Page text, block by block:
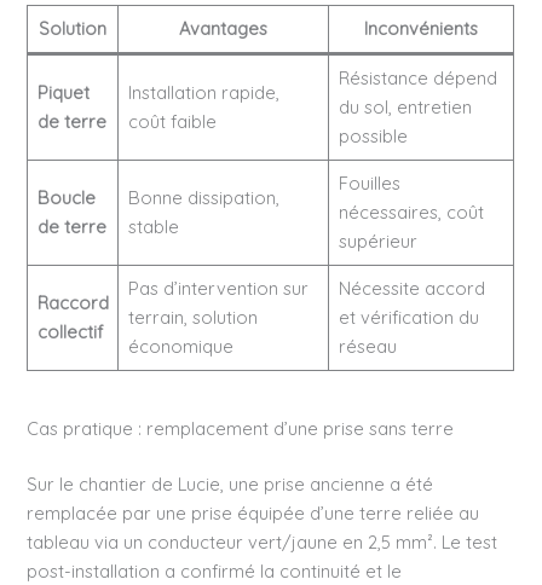
Solution Avantages Inconvénients
Piquet
de terre
Installation rapide,
coût faible
Résistance dépend
du sol, entretien
possible
Boucle
de terre
Bonne dissipation,
stable
Fouilles
nécessaires, coût
supérieur
Raccord
collectif
Pas d’intervention sur
terrain, solution
économique
Nécessite accord
et vérification du
réseau
Cas pratique : remplacement d’une prise sans terre
Sur le chantier de Lucie, une prise ancienne a été
remplacée par une prise équipée d’une terre reliée au
tableau via un conducteur vert/jaune en 2,5 mm². Le test
post-installation a confirmé la continuité et le